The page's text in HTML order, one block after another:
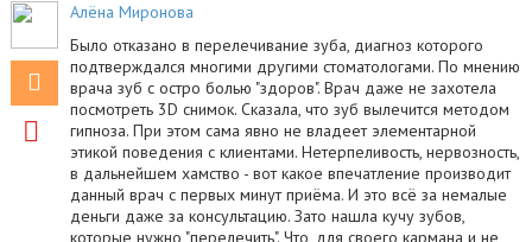
Алёна Миронова
Было отказано в перелечивание зуба, диагноз которого
подтверждался многими другими стоматологами. По мнению
врача зуб с остро болью "здоров". Врач даже не захотела
посмотреть 3D снимок. Сказала, что зуб вылечится методом
гипноза. При этом сама явно не владеет элементарной
этикой поведения с клиентами. Нетерпеливость, нервозность,
в дальнейшем хамство - вот какое впечатление производит
данный врач с первых минут приёма. И это всё за немалые
деньги даже за консультацию. Зато нашла кучу зубов,
которые нужно "перелечить". Что, для своего кармана и не